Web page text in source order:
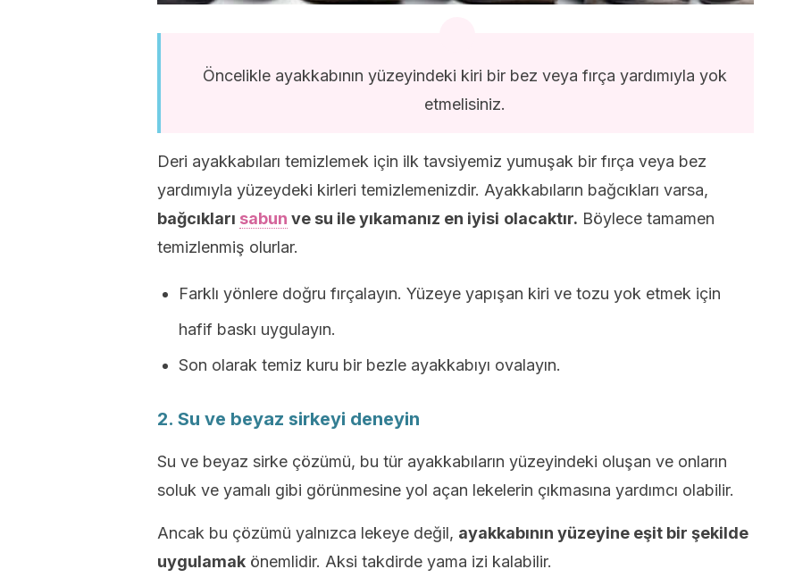
Öncelikle ayakkabının yüzeyindeki kiri bir bez veya fırça yardımıyla yok
etmelisiniz.
Deri ayakkabıları temizlemek için ilk tavsiyemiz yumuşak bir fırça veya bez
yardımıyla yüzeydeki kirleri temizlemenizdir. Ayakkabıların bağcıkları varsa,
bağcıkları sabun ve su ile yıkamanız en iyisi olacaktır. Böylece tamamen
temizlenmiş olurlar.
Farklı yönlere doğru fırçalayın. Yüzeye yapışan kiri ve tozu yok etmek için
hafif baskı uygulayın.
Son olarak temiz kuru bir bezle ayakkabıyı ovalayın.
2. Su ve beyaz sirkeyi deneyin
Su ve beyaz sirke çözümü, bu tür ayakkabıların yüzeyindeki oluşan ve onların
soluk ve yamalı gibi görünmesine yol açan lekelerin çıkmasına yardımcı olabilir.
Ancak bu çözümü yalnızca lekeye değil, ayakkabının yüzeyine eşit bir şekilde
uygulamak önemlidir. Aksi takdirde yama izi kalabilir.